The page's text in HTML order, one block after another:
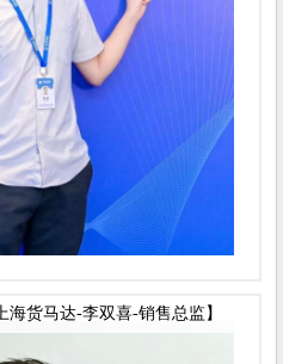
货马达-李双喜-销售总监】